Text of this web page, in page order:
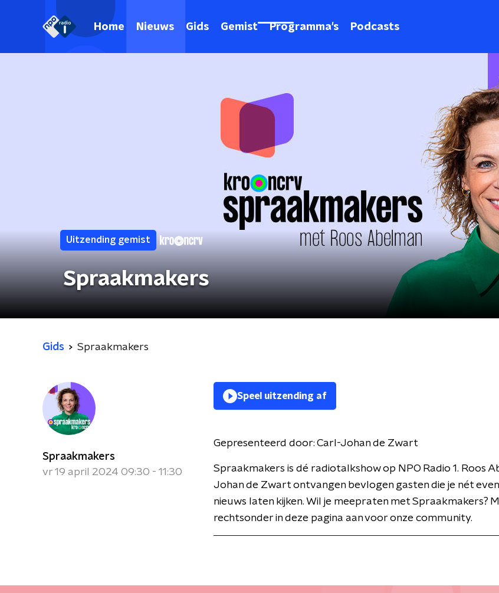
Home Nieuws Gids Gemist Programma's Podcasts
Uitzending gemist
Spraakmakers
Gids Spraakmakers
Spraakmakers
vr 19 april 2024 09:30 - 11:30
Speel uitzending af
Gepresenteerd door: Carl-Johan de Zwart
Spraakmakers is dé radiotalkshow op NPO Radio 1. Roos
Johan de Zwart ontvangen bevlogen gasten die je nét
nieuws laten kijken. Wil je meepraten met Spraakmakers?
rechtsonder in deze pagina aan voor onze community.